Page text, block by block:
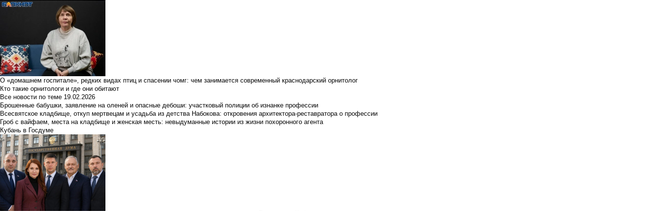
О «домашнем госпитале», редких видах птиц и спасении чомг: чем занимается современный краснодарский орнитолог
Кто такие орнитологи и где они обитают
Все новости по теме 19.02.2026
Брошенные бабушки, заявление на оленей и опасные дебоши: участковый полиции об изнанке профессии
Всесвятское кладбище, откуп мертвецам и усадьба из детства Набокова: откровения архитектора-реставратора о профессии
Гроб с вайфаем, места на кладбище и женская месть: невыдуманные истории из жизни похоронного агента
Кубань в Госдуме